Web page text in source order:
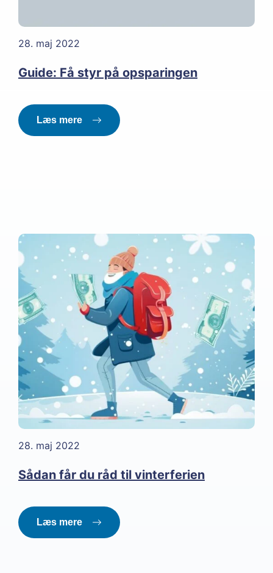
28. maj 2022
Guide: Få styr på opsparingen
Læs mere
28. maj 2022
Sådan får du råd til vinterferien
Læs mere